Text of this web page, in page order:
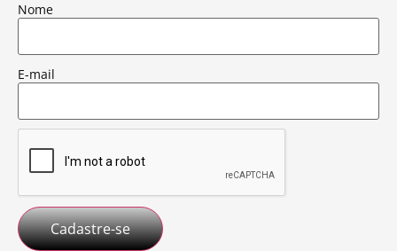
A Flash Force foi projetada para alinhar custo-benefício
com o mais alto padrão de qualidade.
Nome
E-mail